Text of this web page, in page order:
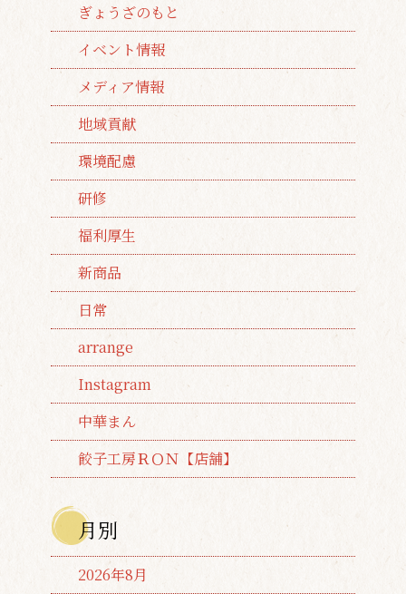
ぎょうざのもと
イベント情報
メディア情報
地域貢献
環境配慮
研修
福利厚生
新商品
日常
arrange
Instagram
中華まん
餃子工房ＲＯＮ【店舗】
月別
2026年8月